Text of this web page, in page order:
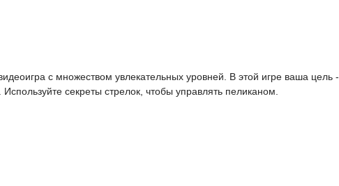
с множеством увлекательных уровней. В этой игре ваша цель
секреты стрелок, чтобы управлять пеликаном.